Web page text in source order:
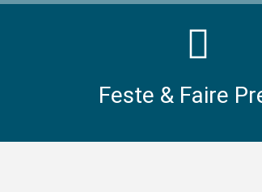
Feste & Faire